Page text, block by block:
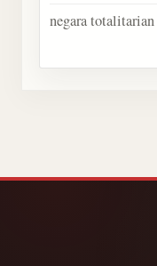
negara totalitarian